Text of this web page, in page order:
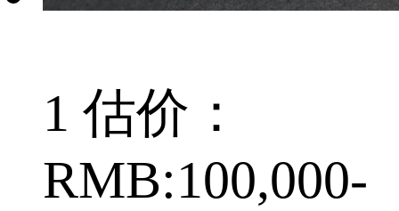
1 估价：
RMB:100,000-